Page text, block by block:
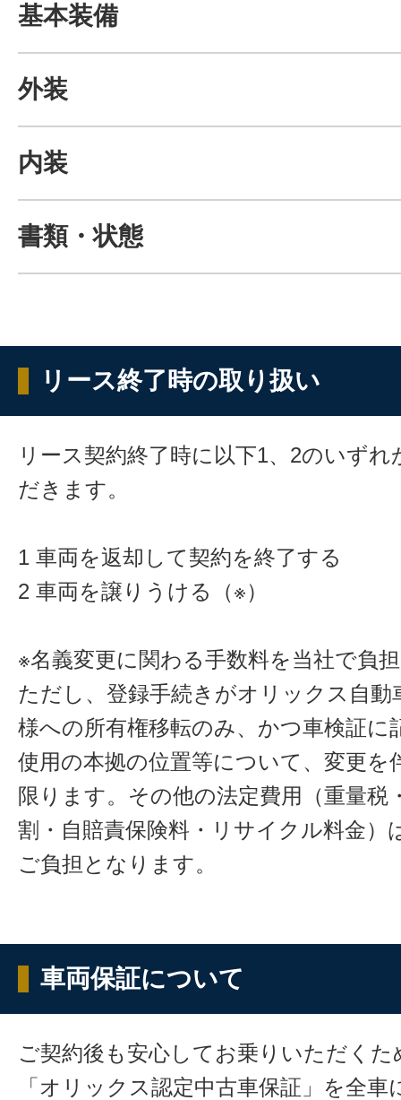
基本装備
外装
内装
書類・状態
リース終了時の取り扱い
リース契約終了時に以下1、2のいず
だきます。
1 車両を返却して契約を終了する
2 車両を譲りうける（※）
※名義変更に関わる手数料を当社で負
ただし、登録手続きがオリックス自動
様への所有権移転のみ、かつ車検証に
使用の本拠の位置等について、変更を
限ります。その他の法定費用（重量税
割・自賠責保険料・リサイクル料金）
ご負担となります。
車両保証について
ご契約後も安心してお乗りいただくた
「オリックス認定中古車保証」を全